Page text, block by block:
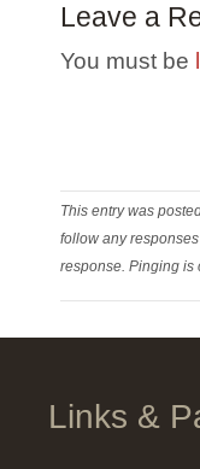
Leave a
You must be
This entry was
follow any
response. Pinging is
Links &